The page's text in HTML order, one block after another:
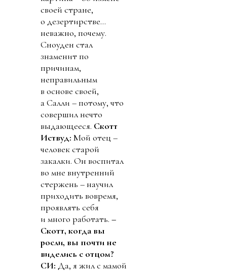
своей стране,
о дезертирстве…
неважно, почему.
Сноуден стал
знаменит по
причинам,
неправильным
в основе своей,
а Салли – потому, что
совершил нечто
выдающееся. Скотт
Иствуд: Мой отец –
человек старой
закалки. Он воспитал
во мне внутренний
стержень – научил
приходить вовремя,
проявлять себя
и много работать. –
Скотт, когда вы
росли, вы почти не
виделись с отцом?
СИ: Да, я жил с мамой